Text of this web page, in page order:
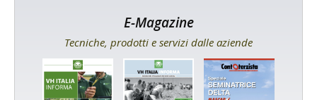
E-Magazine
Tecniche, prodotti e servizi dalle aziende